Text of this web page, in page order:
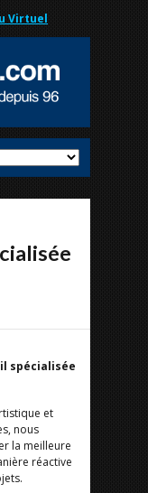
Virtuel
spécialisée
et
nous
la meilleure
réactive